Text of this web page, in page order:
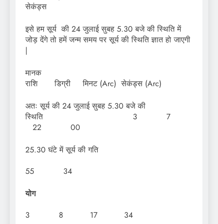
सेकंड्स
इसे हम सूर्य की 24 जुलाई सुबह 5.30 बजे की स्थिति में
जोड़ देंगे तो हमें जन्म समय पर सूर्य की स्थिति ज्ञात हो जाएगी
|
राशि डिग्री मिनट (Arc) सेकंड्स (Arc)
अतः सूर्य की 24 जुलाई सुबह 5.30 बजे की
स्थिति 3 7
22 00
25.30 घंटे में सूर्य की गति
55 34
योग
3 8 17 34